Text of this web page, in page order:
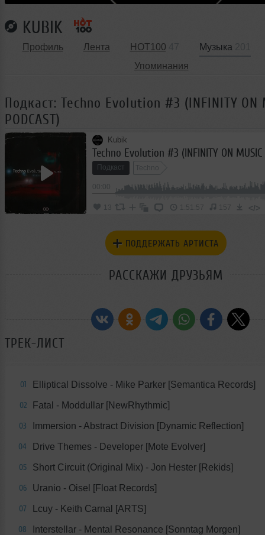
KUBIK
Профиль Лента HOT100 Музыка
Упоминания
Подкаст: Techno Evolution #3 (INFINITY ON
PODCAST)
Kubik
Techno Evolution #3 (INFINITY ON MUSIC
Подкаст Techno
13 1:51:57 157 </>
ПОДДЕРЖАТЬ АРТИСТА
РАССКАЖИ ДРУЗЬЯМ
ТРЕК-ЛИСТ
01 Elliptical Dissolve - Mike Parker [Semantica Records]
02 Fatal - Moddullar [NewRhythmic]
03 Immersion - Abstract Division [Dynamic Reflection]
04 Drive Themes - Developer [Mote Evolver]
05 Short Circuit (Original Mix) - Jon Hester [Rekids]
06 Uranio - Oisel [Float Records]
07 Lcuy - Keith Carnal [ARTS]
08 Interstellar - Mental Resonance [Sonntag Morgen]